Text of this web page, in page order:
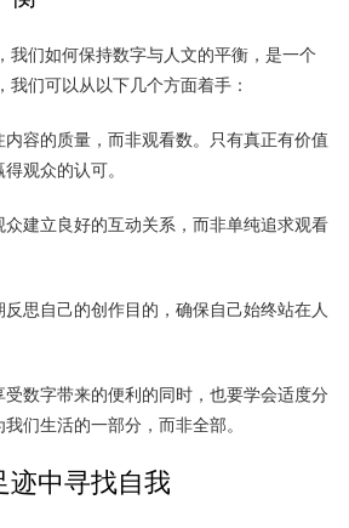
我们如何保持数字与人文的平衡，是一个
们可以从以下几个方面着手：
内容的质量，而非观看数。只有真正有价值
观众的认可。
众建立良好的互动关系，而非单纯追求观看
反思自己的创作目的，确保自己始终站在人
受数字带来的便利的同时，也要学会适度分
们生活的一部分，而非全部。
中寻找自我